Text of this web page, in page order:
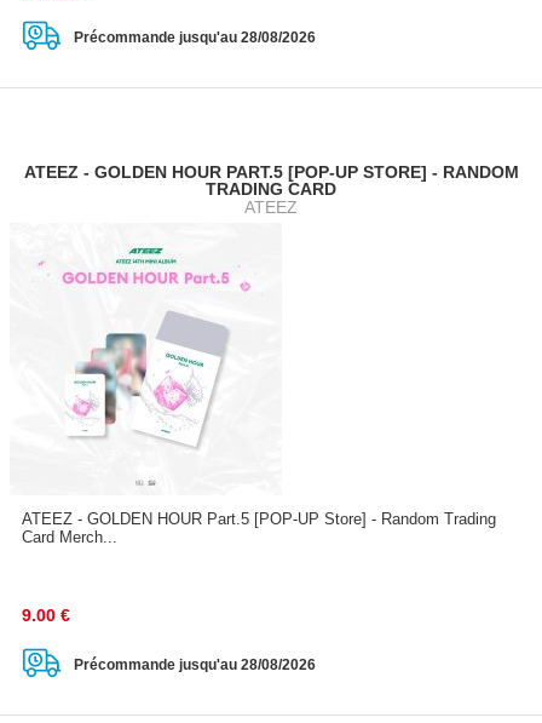
Précommande jusqu'au 28/08/2026
ATEEZ - GOLDEN HOUR PART.5 [POP-UP STORE] - RANDOM
TRADING CARD
ATEEZ
ATEEZ - GOLDEN HOUR Part.5 [POP-UP Store] - Random Trading
Card Merch...
9.00 €
Précommande jusqu'au 28/08/2026